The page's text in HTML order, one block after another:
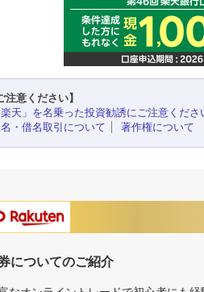
注意ください】
楽天」を名乗った投資勧誘にご注意くださ
・借名取引について
著作権について
についてのご紹介